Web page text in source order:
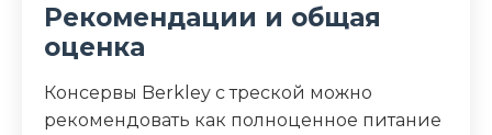
Рекомендации и общая
оценка
Консервы Berkley с треской можно
рекомендовать как полноценное питание